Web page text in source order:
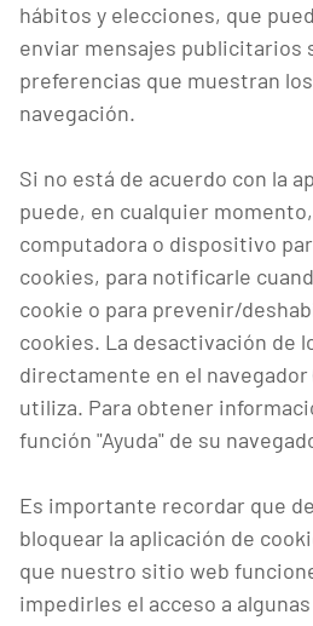
hábitos y elecciones, que
enviar mensajes publicitarios
preferencias que muestran
navegación.
Si no está de acuerdo con la
puede, en cualquier
computadora o dispositivo
cookies, para notificarle
cookie o para prevenir/
cookies. La desactivación de
directamente en el navegador
utiliza. Para obtener
función "Ayuda" de su
Es importante recordar que
bloquear la aplicación de
que nuestro sitio web
impedirles el acceso a